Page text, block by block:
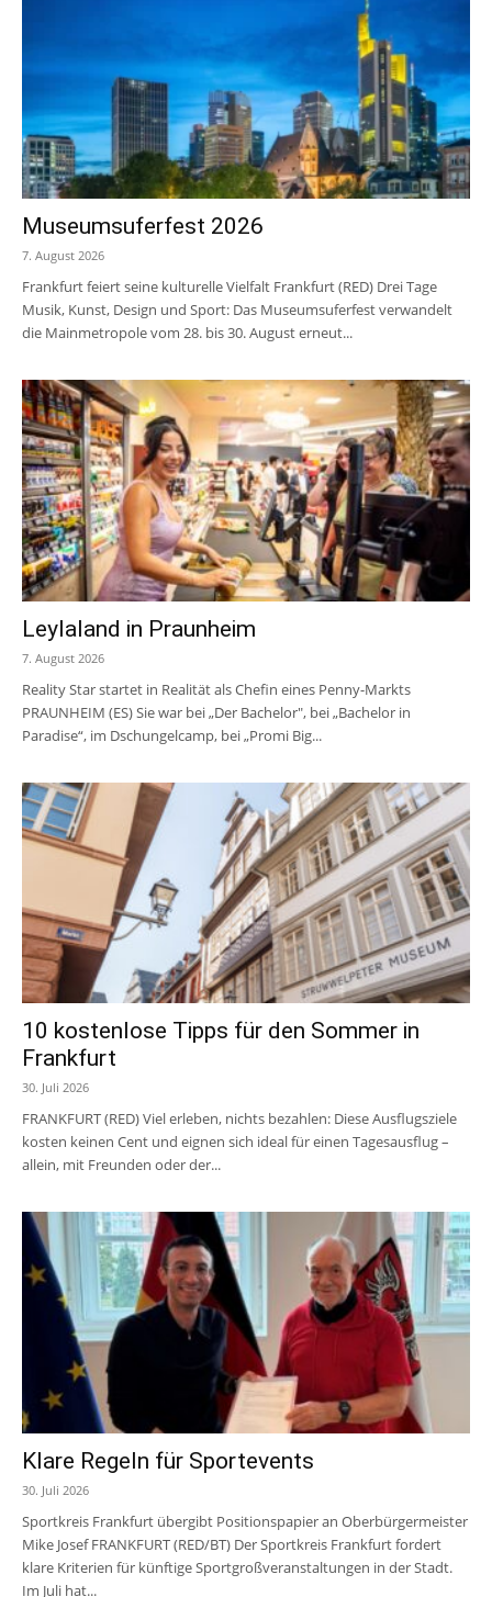
Museumsuferfest 2026
7. August 2026
Frankfurt feiert seine kulturelle Vielfalt Frankfurt (RED) Drei Tage
Musik, Kunst, Design und Sport: Das Museumsuferfest verwandelt
die Mainmetropole vom 28. bis 30. August erneut...
Leylaland in Praunheim
7. August 2026
Reality Star startet in Realität als Chefin eines Penny-Markts
PRAUNHEIM (ES) Sie war bei „Der Bachelor", bei „Bachelor in
Paradise“, im Dschungelcamp, bei „Promi Big...
10 kostenlose Tipps für den Sommer in
Frankfurt
30. Juli 2026
FRANKFURT (RED) Viel erleben, nichts bezahlen: Diese Ausflugsziele
kosten keinen Cent und eignen sich ideal für einen Tagesausflug –
allein, mit Freunden oder der...
Klare Regeln für Sportevents
30. Juli 2026
Sportkreis Frankfurt übergibt Positionspapier an Oberbürgermeister
Mike Josef FRANKFURT (RED/BT) Der Sportkreis Frankfurt fordert
klare Kriterien für künftige Sportgroßveranstaltungen in der Stadt.
Im Juli hat...